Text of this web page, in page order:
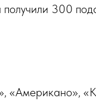
300
«Американо»,